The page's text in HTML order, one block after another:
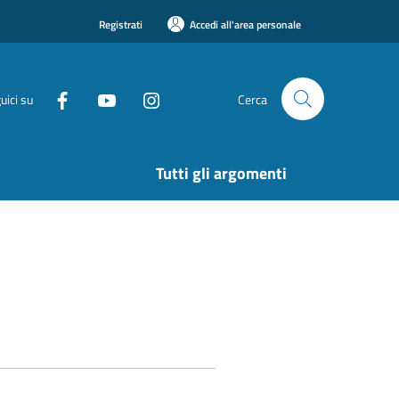
Registrati Accedi all'area personale
su Cerca
Tutti gli argomenti